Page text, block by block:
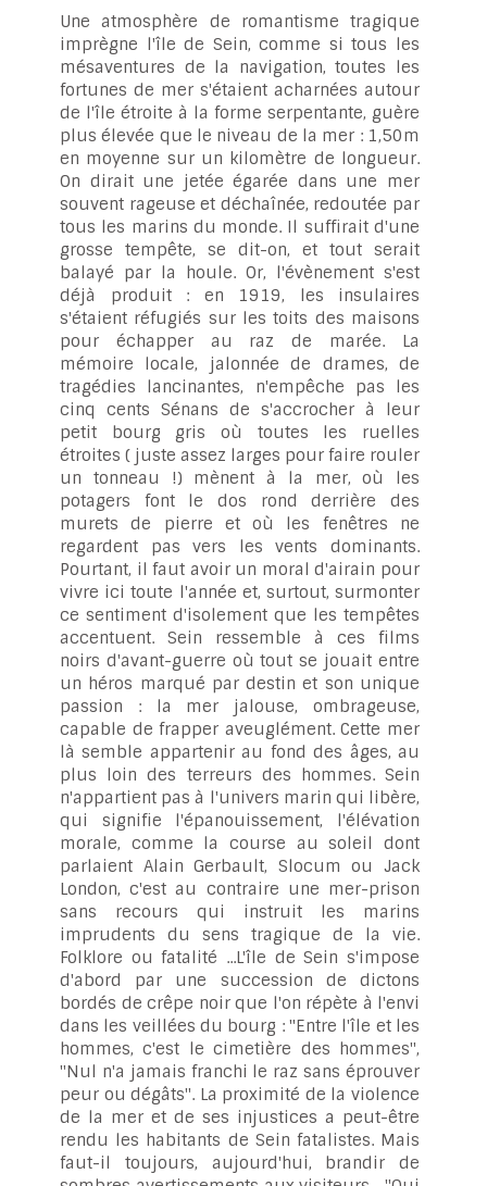
Une atmosphère de romantisme tragique
imprègne l'île de Sein, comme si tous les
mésaventures de la navigation, toutes les
fortunes de mer s'étaient acharnées autour
de l'île étroite à la forme serpentante, guère
plus élevée que le niveau de la mer : 1,50m
en moyenne sur un kilomètre de longueur.
On dirait une jetée égarée dans une mer
souvent rageuse et déchaînée, redoutée par
tous les marins du monde. Il suffirait d'une
grosse tempête, se dit-on, et tout serait
balayé par la houle. Or, l'évènement s'est
déjà produit : en 1919, les insulaires
s'étaient réfugiés sur les toits des maisons
pour échapper au raz de marée. La
mémoire locale, jalonnée de drames, de
tragédies lancinantes, n'empêche pas les
cinq cents Sénans de s'accrocher à leur
petit bourg gris où toutes les ruelles
étroites ( juste assez larges pour faire rouler
un tonneau !) mènent à la mer, où les
potagers font le dos rond derrière des
murets de pierre et où les fenêtres ne
regardent pas vers les vents dominants.
Pourtant, il faut avoir un moral d'airain pour
vivre ici toute l'année et, surtout, surmonter
ce sentiment d'isolement que les tempêtes
accentuent. Sein ressemble à ces films
noirs d'avant-guerre où tout se jouait entre
un héros marqué par destin et son unique
passion : la mer jalouse, ombrageuse,
capable de frapper aveuglément. Cette mer
là semble appartenir au fond des âges, au
plus loin des terreurs des hommes. Sein
n'appartient pas à l'univers marin qui libère,
qui signifie l'épanouissement, l'élévation
morale, comme la course au soleil dont
parlaient Alain Gerbault, Slocum ou Jack
London, c'est au contraire une mer-prison
sans recours qui instruit les marins
imprudents du sens tragique de la vie.
Folklore ou fatalité ...L'île de Sein s'impose
d'abord par une succession de dictons
bordés de crêpe noir que l'on répète à l'envi
dans les veillées du bourg : "Entre l'île et les
hommes, c'est le cimetière des hommes",
"Nul n'a jamais franchi le raz sans éprouver
peur ou dégâts". La proximité de la violence
de la mer et de ses injustices a peut-être
rendu les habitants de Sein fatalistes. Mais
faut-il toujours, aujourd'hui, brandir de